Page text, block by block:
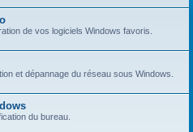
r
de vos logiciels Windows favoris.
et dépannage du réseau sous Windows.
du bureau.